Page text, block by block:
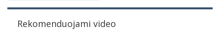
Rekomenduojami video